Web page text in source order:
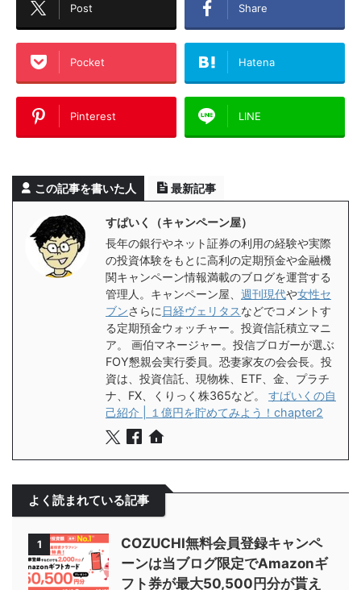
Post Share
Pocket Hatena
Pinterest LINE
この記事を書いた人 最新記事
すぱいく（キャンペーン屋）
長年の銀行やネット証券の利用の経験や実際
の投資体験をもとに高利の定期預金や金融機
関キャンペーン情報満載のブログを運営する
管理人。キャンペーン屋、 週刊現代や女性セ
ブンさらに 日経ヴェリタスなどでコメントす
る定期預金ウォッチャー。投資信託積立マニ
ア。 画伯マネージャー。投信ブロガーが選ぶ
FOY懇親会実行委員。恐妻家友の会会長。投
資は、投資信託、現物株、ETF、金、プラチ
ナ、FX、くりっく株365など。 すぱいくの自
己紹介 | １億円を貯めてみよう！chapter2
よく読まれている記事
1
COZUCHI無料会員登録キャンペ
ーンは当ブログ限定でAmazonギ
フト券が最大50,500円分が貰え